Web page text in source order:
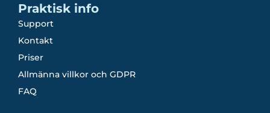
Praktisk info
Support
Kontakt
Priser
Allmänna villkor och GDPR
FAQ